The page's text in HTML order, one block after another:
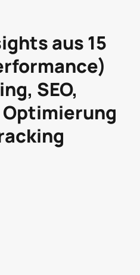
aus 15
SEO,